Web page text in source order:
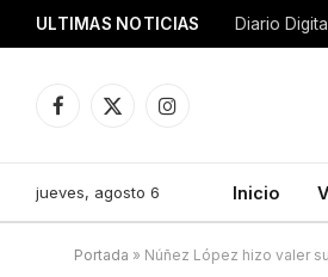
ULTIMAS NOTICIAS Diario
Facebook
X
Instagram
jueves, agosto 6 Inicio
Portada » Núñez López hizo valer